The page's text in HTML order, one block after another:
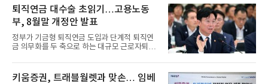
퇴직연금 대수술 초읽기…고용노동
부, 8월말 개정안 발표
정부가 기금형 퇴직연금 도입과 단계적 퇴직연
금 의무화를 두 축으로 하는 대규모 근로자퇴직
키움증권, 트래블월렛과 맞손… 임베